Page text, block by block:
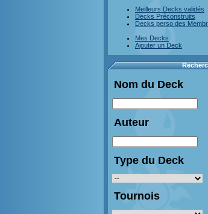
Meilleurs Decks validés
Decks Préconstruits
Decks perso des
Mes Decks
Ajouter un Deck
Nom du Deck
Auteur
Type du Deck
Tournois